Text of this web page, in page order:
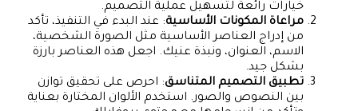
خيارات رائعة لتسهيل عملية التصميم.
مراعاة المكونات الأساسية: عند البدء في التنفيذ، تأكد
من إدراج العناصر الأساسية مثل الصورة الشخصية،
الاسم، العنوان، ونبذة عنيك. اجعل هذه العناصر بارزة
بشكل جيد.
تطبيق التصميم المتناسق: احرص على تحقيق توازن
بين النصوص والصور. استخدم الألوان المختارة بعناية